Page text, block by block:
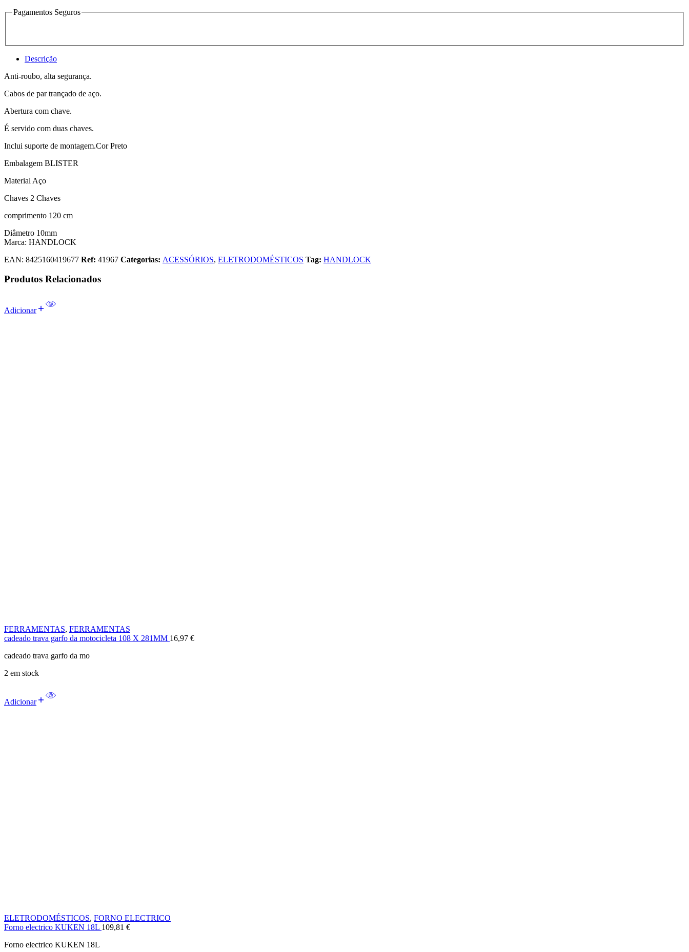
Pagamentos Seguros
Descrição
Anti-roubo, alta segurança.
Cabos de par trançado de aço.
Abertura com chave.
É servido com duas chaves.
Inclui suporte de montagem.Cor Preto
Embalagem BLISTER
Material Aço
Chaves 2 Chaves
comprimento 120 cm
Diâmetro 10mm
Marca: HANDLOCK
EAN: 8425160419677 Ref: 41967 Categorias: ACESSÓRIOS, ELETRODOMÉSTICOS Tag: HANDLOCK
Produtos Relacionados
Adicionar
FERRAMENTAS, FERRAMENTAS
cadeado trava garfo da motocicleta 108 X 281MM 16,97 €
cadeado trava garfo da mo
2 em stock
Adicionar
ELETRODOMÉSTICOS, FORNO ELECTRICO
Forno electrico KUKEN 18L 109,81 €
Forno electrico KUKEN 18L